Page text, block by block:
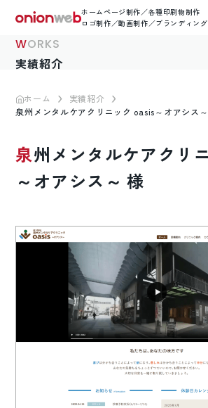
ホームページ制作／各種印刷物制作
ロゴ制作／動画制作／ブランディング
ホームページ制作
コーポレートサイト
ECサイト（通販）制作
求人・採用サイト制作
各種印刷物デザイン
ロゴマーク制作
ブランディング
WORKS
実績紹介
ホーム
実績紹介
泉州メンタルケアクリニック oasis～オアシス～
泉州メンタルケアクリニック oasis
～オアシス～ 様